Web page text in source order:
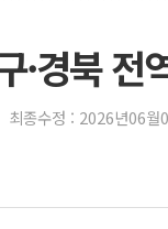
·경북
최종수정 : 2026년06월